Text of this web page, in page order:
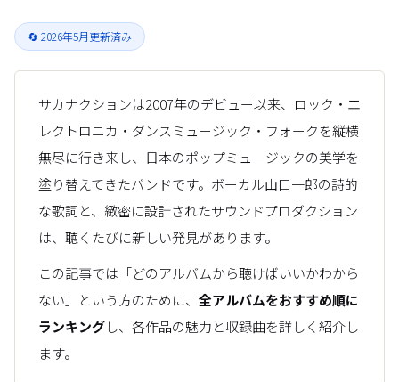
🔄 2026年5月更新済み
サカナクションは2007年のデビュー以来、ロック・エ
レクトロニカ・ダンスミュージック・フォークを縦横
無尽に行き来し、日本のポップミュージックの美学を
塗り替えてきたバンドです。ボーカル山口一郎の詩的
な歌詞と、緻密に設計されたサウンドプロダクション
は、聴くたびに新しい発見があります。
この記事では「どのアルバムから聴けばいいかわから
ない」という方のために、 全アルバムをおすすめ順に
ランキングし、各作品の魅力と収録曲を詳しく紹介し
ます。